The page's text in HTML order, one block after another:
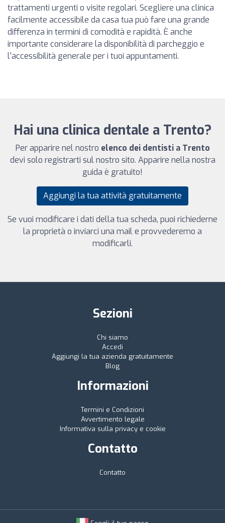
trattamenti urgenti o visite regolari. Scegliere una clinica
facilmente accessibile da casa tua può fare una grande
differenza in termini di comodità e rapidità. È anche
importante considerare la disponibilità di parcheggio e
l'accessibilità generale per i tuoi appuntamenti.
Hai una clinica dentale a Trento?
Per apparire nel nostro elenco dei dentisti a Trento
devi solo registrarti sul nostro sito. Apparire nella nostra
guida è gratuito!
Aggiungi la tua attività gratuitamente
Se vuoi modificare i dati della tua scheda, puoi richiederne
la proprietà o inviarci una mail e provvederemo a
modificarli.
Sezioni
Chi siamo
Accedi
Aggiungi la tua azienda gratuitamente
Blog
Informazioni
Termini e Condizioni
Avvertimento legale
Informativa sulla privacy e cookie
Contatto
Contatto